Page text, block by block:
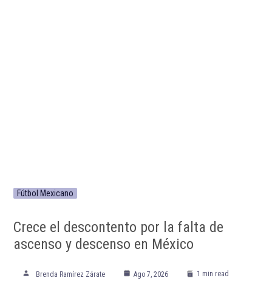
Fútbol Mexicano
Crece el descontento por la falta de
ascenso y descenso en México
Brenda Ramírez Zárate Ago 7, 2026 1 min read